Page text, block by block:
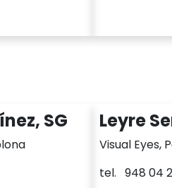
SG Leyre
Visual Eyes,
tel. 948 04